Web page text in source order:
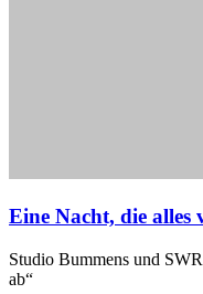
Eine Nacht, die alles
Studio Bummens und
ab“